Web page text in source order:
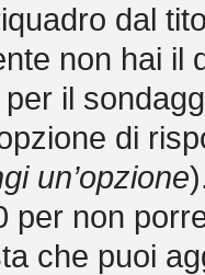
dal
non hai il
il
di
un’opzione
per non
che puoi